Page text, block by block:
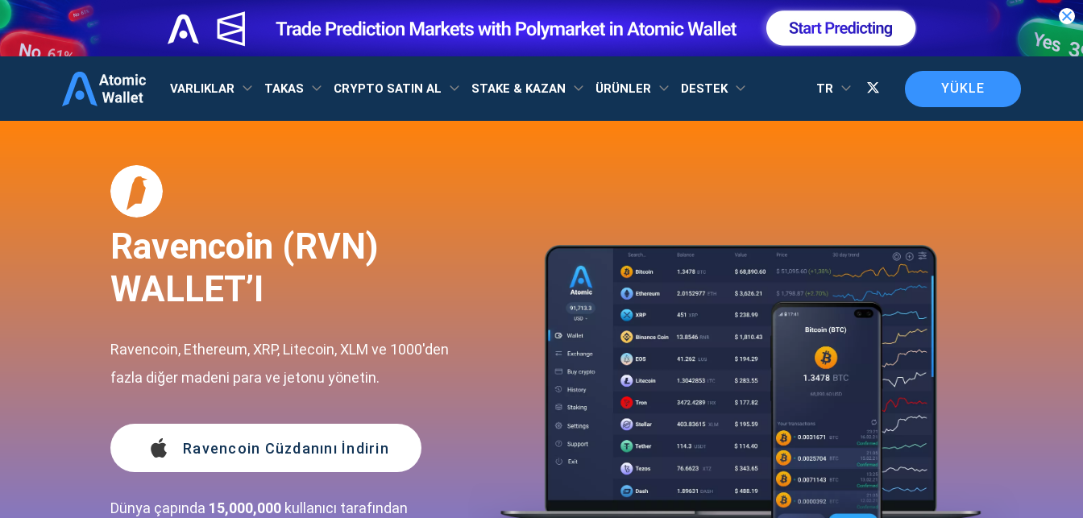
VARLIKLAR TAKAS CRYPTO SATIN AL STAKE & KAZAN ÜRÜNLER DESTEK TR YÜKLE
Ravencoin (RVN)
WALLET’I
Ravencoin, Ethereum, XRP, Litecoin, XLM ve 1000'den
fazla diğer madeni para ve jetonu yönetin.
Ravencoin Cüzdanını İndirin
Dünya çapında 15,000,000 kullanıcı tarafından